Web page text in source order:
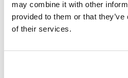
may combine it with other
provided to them or that
of their services.